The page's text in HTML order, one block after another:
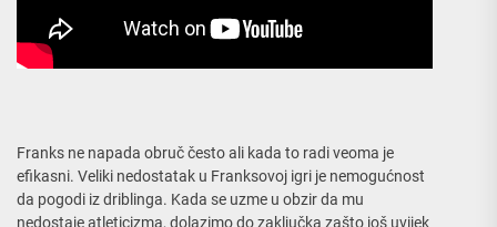
Franks ne napada obruč često ali kada to radi veoma je
efikasni. Veliki nedostatak u Franksovoj igri je nemogućnost
da pogodi iz driblinga. Kada se uzme u obzir da mu
nedostaje atleticizma, dolazimo do zaključka zašto još uvijek